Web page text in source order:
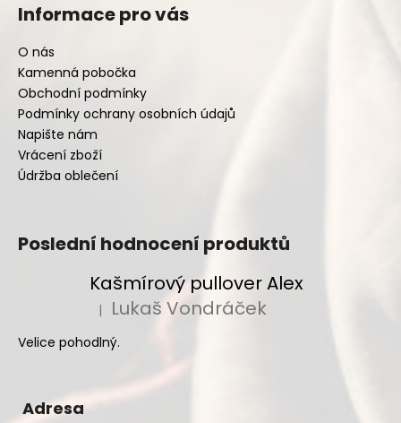
Informace pro vás
O nás
Kamenná pobočka
Obchodní podmínky
Podmínky ochrany osobních údajů
Napište nám
Vrácení zboží
Údržba oblečení
Poslední hodnocení produktů
Kašmírový pullover Alex
Hodnocení produktu je 5 z 5 hvězdiček.
| Lukaš Vondráček
Velice pohodlný.
Adresa